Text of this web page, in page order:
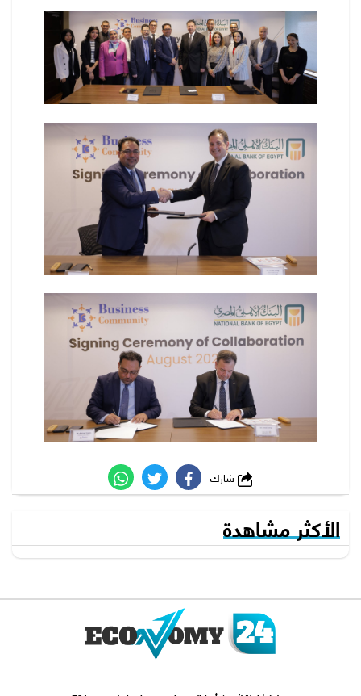
الأكثر مشاهدة